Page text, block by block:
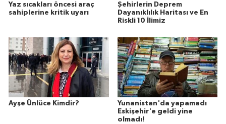
Yaz sıcakları öncesi araç
sahiplerine kritik uyarı
Şehirlerin Deprem
Dayanıklılık Haritası ve En
Riskli 10 İlimiz
Ayşe Ünlüce Kimdir?
Yunanistan'da yapamadı
Eskişehir'e geldi yine
olmadı!